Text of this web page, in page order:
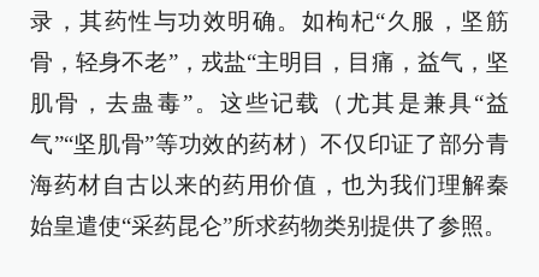
录，其药性与功效明确。如枸杞“久服，坚筋
骨，轻身不老”，戎盐“主明目，目痛，益气，坚
肌骨，去蛊毒”。这些记载（尤其是兼具“益
气”“坚肌骨”等功效的药材）不仅印证了部分青
海药材自古以来的药用价值，也为我们理解秦
始皇遣使“采药昆仑”所求药物类别提供了参照。